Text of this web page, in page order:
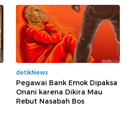
detikNews
Pegawai Bank Emok Dipaksa
Onani karena Dikira Mau
Rebut Nasabah Bos